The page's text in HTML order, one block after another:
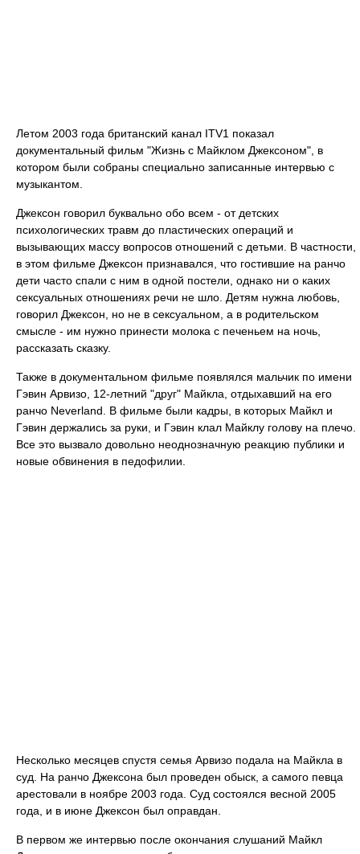
Летом 2003 года британский канал ITV1 показал
документальный фильм "Жизнь с Майклом Джексоном", в
котором были собраны специально записанные интервью с
музыкантом.
Джексон говорил буквально обо всем - от детских
психологических травм до пластических операций и
вызывающих массу вопросов отношений с детьми. В частности,
в этом фильме Джексон признавался, что гостившие на ранчо
дети часто спали с ним в одной постели, однако ни о каких
сексуальных отношениях речи не шло. Детям нужна любовь,
говорил Джексон, но не в сексуальном, а в родительском
смысле - им нужно принести молока с печеньем на ночь,
рассказать сказку.
Также в документальном фильме появлялся мальчик по имени
Гэвин Арвизо, 12-летний "друг" Майкла, отдыхавший на его
ранчо Neverland. В фильме были кадры, в которых Майкл и
Гэвин держались за руки, и Гэвин клал Майклу голову на плечо.
Все это вызвало довольно неоднозначную реакцию публики и
новые обвинения в педофилии.
Несколько месяцев спустя семья Арвизо подала на Майкла в
суд. На ранчо Джексона был проведен обыск, а самого певца
арестовали в ноябре 2003 года. Суд состоялся весной 2005
года, и в июне Джексон был оправдан.
В первом же интервью после окончания слушаний Майкл